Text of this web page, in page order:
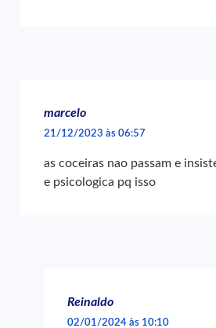
marcelo
21/12/2023 às 06:57
as coceiras nao passam e
e psicologica pq isso
Reinaldo
02/01/2024 às 10:10